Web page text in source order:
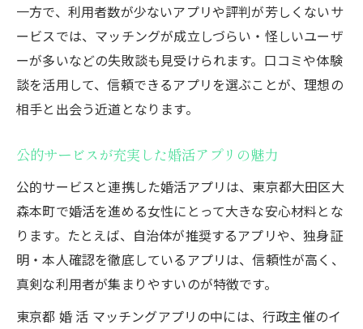
一方で、利用者数が少ないアプリや評判が芳しくないサ
ービスでは、マッチングが成立しづらい・怪しいユーザ
ーが多いなどの失敗談も見受けられます。口コミや体験
談を活用して、信頼できるアプリを選ぶことが、理想の
相手と出会う近道となります。
公的サービスが充実した婚活アプリの魅力
公的サービスと連携した婚活アプリは、東京都大田区大
森本町で婚活を進める女性にとって大きな安心材料とな
ります。たとえば、自治体が推奨するアプリや、独身証
明・本人確認を徹底しているアプリは、信頼性が高く、
真剣な利用者が集まりやすいのが特徴です。
東京都 婚 活 マッチングアプリの中には、行政主催のイ